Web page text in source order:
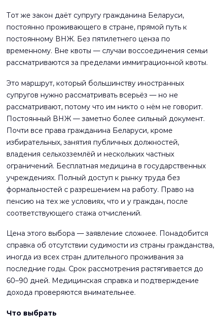
Тот же закон даёт супругу гражданина Беларуси,
постоянно проживающего в стране, прямой путь к
постоянному ВНЖ. Без пятилетнего ценза по
временному. Вне квоты — случаи воссоединения семьи
рассматриваются за пределами иммиграционной квоты.
Это маршрут, который большинству иностранных
супругов нужно рассматривать всерьёз — но не
рассматривают, потому что им никто о нём не говорит.
Постоянный ВНЖ — заметно более сильный документ.
Почти все права гражданина Беларуси, кроме
избирательных, занятия публичных должностей,
владения сельхозземлёй и нескольких частных
ограничений. Бесплатная медицина в государственных
учреждениях. Полный доступ к рынку труда без
формальностей с разрешением на работу. Право на
пенсию на тех же условиях, что и у граждан, после
соответствующего стажа отчислений.
Цена этого выбора — заявление сложнее. Понадобится
справка об отсутствии судимости из страны гражданства,
иногда из всех стран длительного проживания за
последние годы. Срок рассмотрения растягивается до
60–90 дней. Медицинская справка и подтверждение
дохода проверяются внимательнее.
Что выбрать